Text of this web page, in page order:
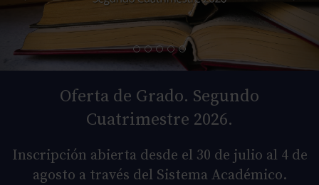
Oferta de Grado. Segundo
Cuatrimestre 2026.
Inscripción abierta desde el 30 de julio al 4 de
agosto a través del Sistema Académico.